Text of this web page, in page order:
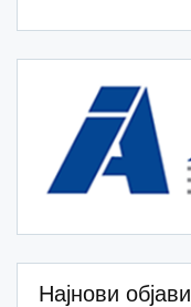
Најнови објави